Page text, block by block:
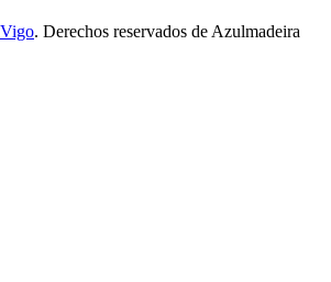
. Derechos reservados de Azulmadeira